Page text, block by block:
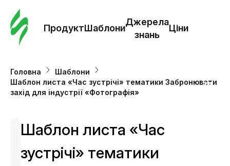
ПродуктШаблони
Джерела
знань
Ціни
Головна
Шаблони
Шаблон листа «Час зустрічі» тематики Забронювати
захід для індустрії «Фотографія»
Шаблон листа «Час
зустрічі» тематики